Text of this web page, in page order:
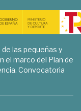
las pequeñas y
el marco del Plan de
Convocatoria